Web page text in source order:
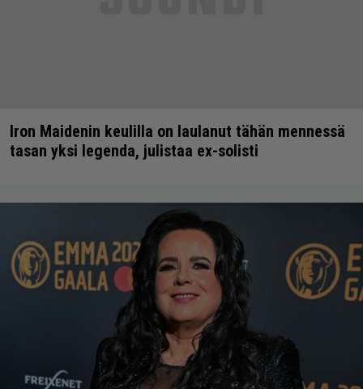
Iron Maidenin keulilla on laulanut tähän mennessä
tasan yksi legenda, julistaa ex-solisti